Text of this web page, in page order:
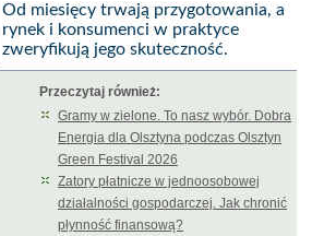
Od miesięcy trwają przygotowania, a
rynek i konsumenci w praktyce
zweryfikują jego skuteczność.
Przeczytaj również:
Gramy w zielone. To nasz wybór. Dobra
Energia dla Olsztyna podczas Olsztyn
Green Festival 2026
Zatory płatnicze w jednoosobowej
działalności gospodarczej. Jak chronić
płynność finansową?